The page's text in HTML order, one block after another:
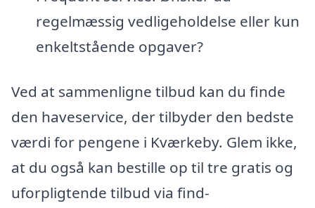
regelmæssig vedligeholdelse eller kun
enkeltstående opgaver?
Ved at sammenligne tilbud kan du finde
den haveservice, der tilbyder den bedste
værdi for pengene i Kværkeby. Glem ikke,
at du også kan bestille op til tre gratis og
uforpligtende tilbud via find-